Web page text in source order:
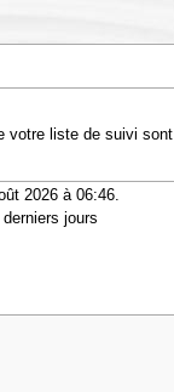
votre liste de suivi sont
2026 à 06:46.
jours